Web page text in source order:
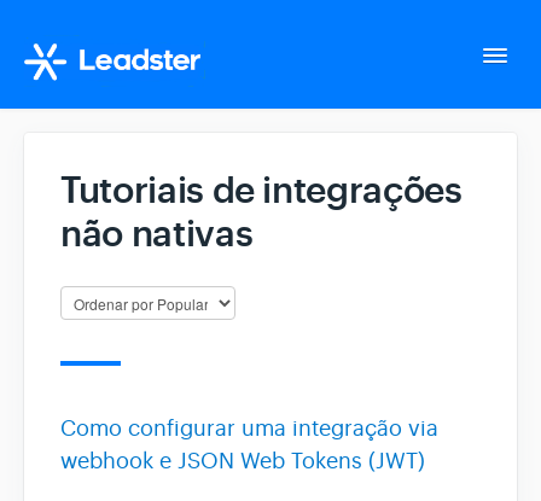
Configurações da conta
Whatsapp Suite
Gerencie seus Leads
Tutoriais de integrações
não nativas
Como configurar uma integração via
webhook e JSON Web Tokens (JWT)